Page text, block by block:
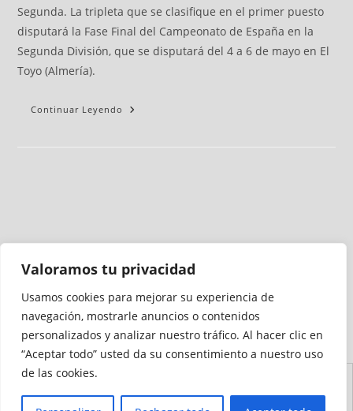
Valoramos tu privacidad
Usamos cookies para mejorar su experiencia de
navegación, mostrarle anuncios o contenidos
personalizados y analizar nuestro tráfico. Al hacer clic en
“Aceptar todo” usted da su consentimiento a nuestro uso
de las cookies.
Segunda. La tripleta que se clasifique en el primer puesto
disputará la Fase Final del Campeonato de España en la
Segunda División, que se disputará del 4 a 6 de mayo en El
Toyo (Almería).
Continuar Leyendo
Medio auditado por